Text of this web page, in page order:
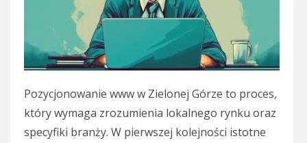
Pozycjonowanie www w Zielonej Górze to proces,
który wymaga zrozumienia lokalnego rynku oraz
specyfiki branży. W pierwszej kolejności istotne